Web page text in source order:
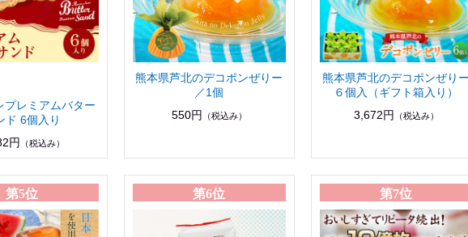
プレミアムバター
ド 6個入り
円
（税込み）
熊本県芦北のデコポンぜりー
／1個
550円
（税込み）
熊本県芦北のデコポンぜりー
６個入（ギフト箱入り）
3,672円
（税込み）
第5位 第6位 第7位